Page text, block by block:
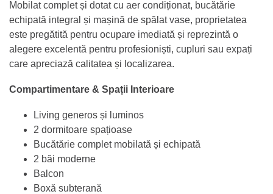
Mobilat complet și dotat cu aer condiționat, bucătărie
echipată integral și mașină de spălat vase, proprietatea
este pregătită pentru ocupare imediată și reprezintă o
alegere excelentă pentru profesioniști, cupluri sau expați
care apreciază calitatea și localizarea.
Compartimentare & Spații Interioare
Living generos și luminos
2 dormitoare spațioase
Bucătărie complet mobilată și echipată
2 băi moderne
Balcon
Boxă subterană